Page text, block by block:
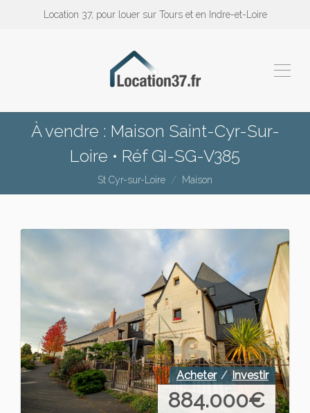
Location 37, pour louer sur Tours et en Indre-et-Loire
À vendre : Maison Saint-Cyr-Sur-
Loire • Réf GI-SG-V385
St Cyr-sur-Loire Maison
Acheter Investir
884.000€